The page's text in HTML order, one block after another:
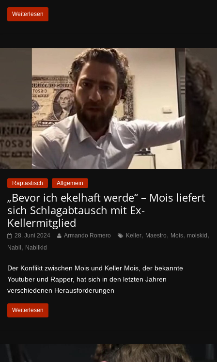
Weiterlesen
Raptastisch Allgemein
„Bevor ich ekelhaft werde“ – Mois liefert
sich Schlagabtausch mit Ex-
Kellermitglied
28. Juni 2024 Armando Romero Keller, Maestro, Mois, moiskid,
Nabil, Nabilkid
Der Konflikt zwischen Mois und Keller Mois, der bekannte
Youtuber und Rapper, hat sich in den letzten Jahren
verschiedenen Herausforderungen
Weiterlesen